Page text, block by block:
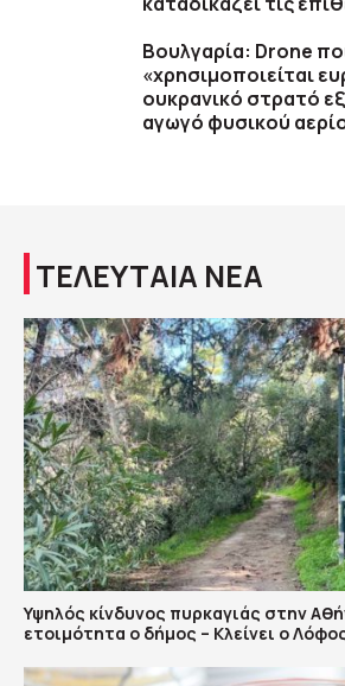
Βουλγαρία: Drone
«χρησιμοποιείται
ουκρανικό στρατό
αγωγό φυσικού
ΤΕΛΕΥΤΑΙΑ ΝΕΑ
Υψηλός κίνδυνος πυρκαγιάς στην
ετοιμότητα ο δήμος – Κλείνει ο